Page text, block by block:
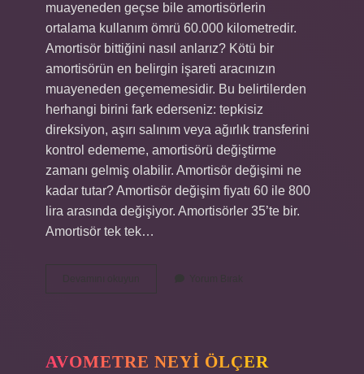
muayeneden geçse bile amortisörlerin
ortalama kullanım ömrü 60.000 kilometredir.
Amortisör bittiğini nasıl anlarız? Kötü bir
amortisörün en belirgin işareti aracınızın
muayeneden geçememesidir. Bu belirtilerden
herhangi birini fark ederseniz: tepkisiz
direksiyon, aşırı salınım veya ağırlık transferini
kontrol edememe, amortisörü değiştirme
zamanı gelmiş olabilir. Amortisör değişimi ne
kadar tutar? Amortisör değişim fiyatı 60 ile 800
lira arasında değişiyor. Amortisörler 35’te bir.
Amortisör tek tek…
AVOMETRE NEYI ÖLÇER